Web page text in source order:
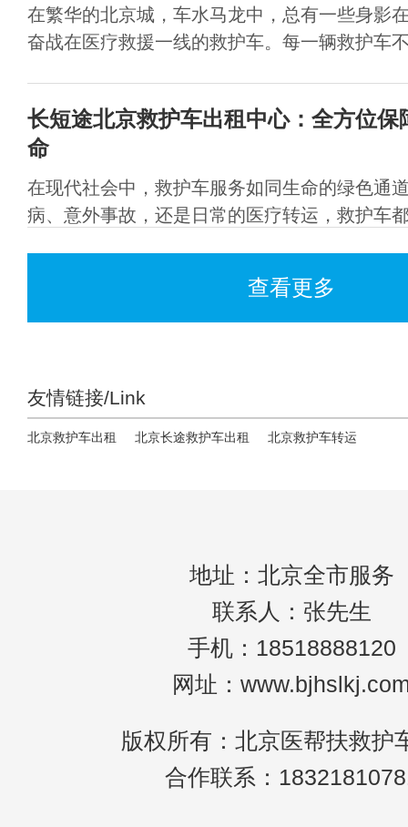
在繁华的北京城，车水马龙中，总有一些身影
奋战在医疗救援一线的救护车。每一辆救护车
长短途北京救护车出租中心：全方位保
命
在现代社会中，救护车服务如同生命的绿色通
病、意外事故，还是日常的医疗转运，救护车
查看更多
友情链接/Link
北京救护车出租 北京长途救护车出租 北京救护车转运
地址：北京全市服务
联系人：张先生
手机：18518888120
网址：
版权所有：北京医帮扶救护
合作联系：